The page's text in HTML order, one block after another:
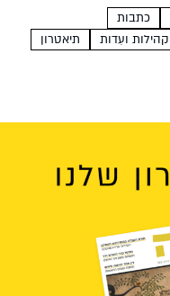
המצרית ביקר
פעם לאירופה. גם
כתבות
קהילות ועֵדות תיאטרון